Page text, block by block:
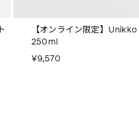
【オンライン限定】
250ml
¥9,570